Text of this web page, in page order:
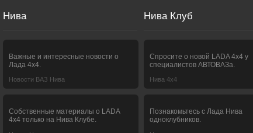
Нива
Важные и интересные новости о
Лада 4х4.
Новости ВАЗ Нива
Собственные материалы о LADA
4x4 только на Нива Клубе.
Нива Клуб
Спросите о новой LADA 4x4 у
специалистов АВТОВАЗа.
Нива 4х4
Познакомьтесь с Лада Нива
одноклубников.